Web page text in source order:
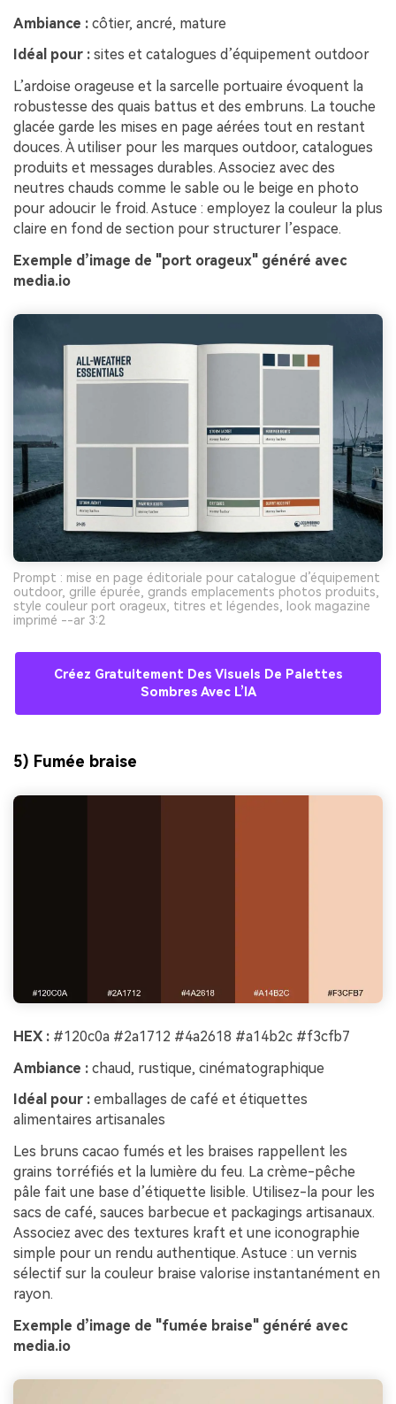
Ambiance : côtier, ancré, mature
Idéal pour : sites et catalogues d’équipement outdoor
L’ardoise orageuse et la sarcelle portuaire évoquent la
robustesse des quais battus et des embruns. La touche
glacée garde les mises en page aérées tout en restant
douces. À utiliser pour les marques outdoor, catalogues
produits et messages durables. Associez avec des
neutres chauds comme le sable ou le beige en photo
pour adoucir le froid. Astuce : employez la couleur la plus
claire en fond de section pour structurer l’espace.
Exemple d’image de "port orageux" généré avec
media.io
Prompt : mise en page éditoriale pour catalogue d’équipement
outdoor, grille épurée, grands emplacements photos produits,
style couleur port orageux, titres et légendes, look magazine
imprimé --ar 3:2
Créez Gratuitement Des Visuels De Palettes
Sombres Avec L’IA
5) Fumée braise
HEX : #120c0a #2a1712 #4a2618 #a14b2c #f3cfb7
Ambiance : chaud, rustique, cinématographique
Idéal pour : emballages de café et étiquettes
alimentaires artisanales
Les bruns cacao fumés et les braises rappellent les
grains torréfiés et la lumière du feu. La crème-pêche
pâle fait une base d’étiquette lisible. Utilisez-la pour les
sacs de café, sauces barbecue et packagings artisanaux.
Associez avec des textures kraft et une iconographie
simple pour un rendu authentique. Astuce : un vernis
sélectif sur la couleur braise valorise instantanément en
rayon.
Exemple d’image de "fumée braise" généré avec
media.io